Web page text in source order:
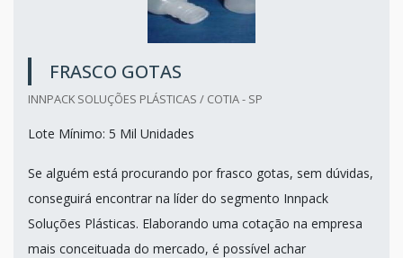
FRASCO GOTAS
INNPACK SOLUÇÕES PLÁSTICAS / COTIA - SP
Lote Mínimo: 5 Mil Unidades
Se alguém está procurando por frasco gotas, sem dúvidas,
conseguirá encontrar na líder do segmento Innpack
Soluções Plásticas. Elaborando uma cotação na empresa
mais conceituada do mercado, é possível achar